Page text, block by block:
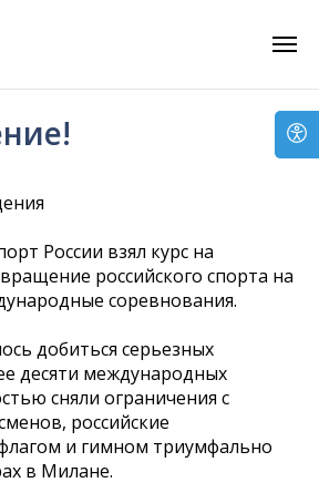
России взял курс на
российского спорта на
соревнования.
добиться серьезных
десяти международных
сняли ограничения с
российские
и гимном триумфально
в Милане.